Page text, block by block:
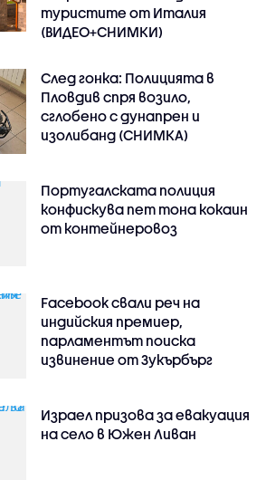
туристите от Италия
(ВИДЕО+СНИМКИ)
След гонка: Полицията в
Пловдив спря возило,
сглобено с дунапрен и
изолибанд (СНИМКА)
Португалската полиция
конфискува пет тона кокаин
от контейнеровоз
Facebook свали реч на
индийския премиер,
парламентът поиска
извинение от Зукърбърг
Израел призова за евакуация
на село в Южен Ливан